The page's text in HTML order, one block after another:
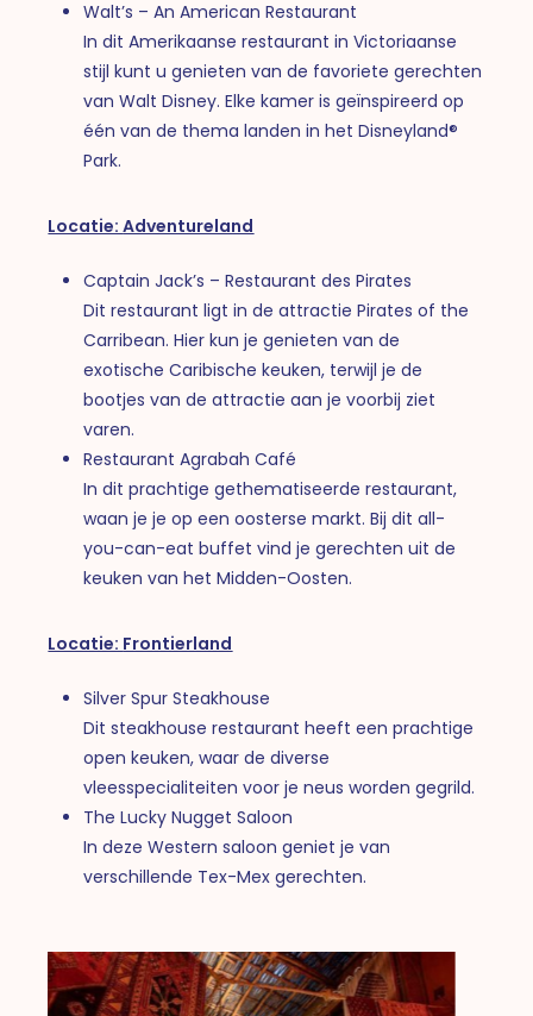
Walt’s – An American Restaurant
In dit Amerikaanse restaurant in Victoriaanse
stijl kunt u genieten van de favoriete gerechten
van Walt Disney. Elke kamer is geïnspireerd op
één van de thema landen in het Disneyland®
Park.
Locatie:Adventureland
Captain Jack’s – Restaurant des Pirates
Dit restaurant ligt in de attractie Pirates of the
Carribean. Hier kun je genieten van de
exotische Caribische keuken, terwijl je de
bootjes van de attractie aan je voorbij ziet
varen.
Restaurant Agrabah Café
In dit prachtige gethematiseerde restaurant,
waan je je op een oosterse markt. Bij dit all-
you-can-eat buffet vind je gerechten uit de
keuken van het Midden-Oosten.
Locatie: Frontierland
Silver Spur Steakhouse
Dit steakhouse restaurant heeft een prachtige
open keuken, waar de diverse
vleesspecialiteiten voor je neus worden gegrild.
The Lucky Nugget Saloon
In deze Western saloon geniet je van
verschillende Tex-Mex gerechten.